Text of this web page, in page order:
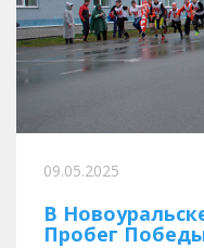
09.05.2025
В
Пробег